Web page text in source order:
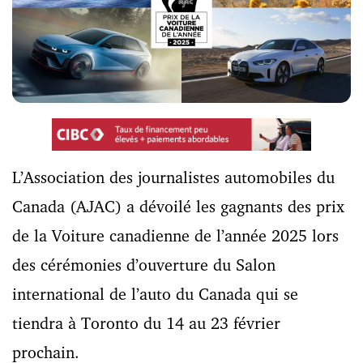
L’Association des journalistes automobiles du
Canada (AJAC) a dévoilé les gagnants des prix
de la Voiture canadienne de l’année 2025 lors
des cérémonies d’ouverture du Salon
international de l’auto du Canada qui se
tiendra à Toronto du 14 au 23 février
prochain.